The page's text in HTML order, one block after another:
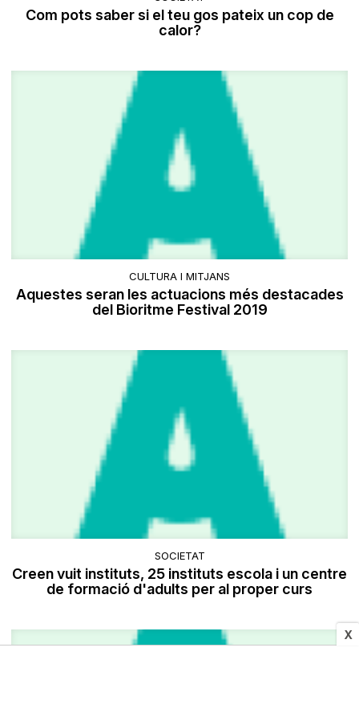
X
Com pots saber si el teu gos pateix un cop de
calor?
CULTURA I MITJANS
Aquestes seran les actuacions més destacades
del Bioritme Festival 2019
SOCIETAT
Creen vuit instituts, 25 instituts escola i un centre
de formació d'adults per al proper curs